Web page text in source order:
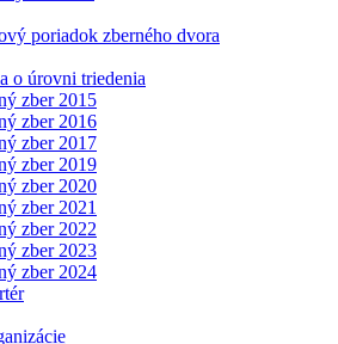
poriadok zberného dvora
o úrovni triedenia
zber 2015
zber 2016
zber 2017
zber 2019
zber 2020
zber 2021
zber 2022
zber 2023
zber 2024